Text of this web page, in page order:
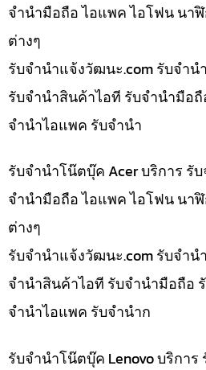
จำนำมือถือ ไอแพค ไอโฟน นา
ต่างๆ
รับจํานําแจ้งวัฒนะ.com รับจำน
รับจำนำสินค้าไอที รับจำนำมือ
จำนำไอแพค รับจำนำ
รับจำนำโน๊ตบุ๊ค Acer บริการ รั
จำนำมือถือ ไอแพค ไอโฟน นา
ต่างๆ
รับจํานําแจ้งวัฒนะ.com รับจำน
จำนำสินค้าไอที รับจำนำมือถือ
จำนำไอแพค รับจำนำก
รับจำนำโน๊ตบุ๊ค Lenovo บริกา